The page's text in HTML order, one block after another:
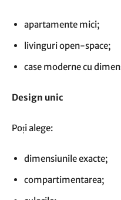
apartamente mici;
livinguri open-space;
case moderne cu
Design unic
Poți alege:
dimensiunile exacte;
compartimentarea;